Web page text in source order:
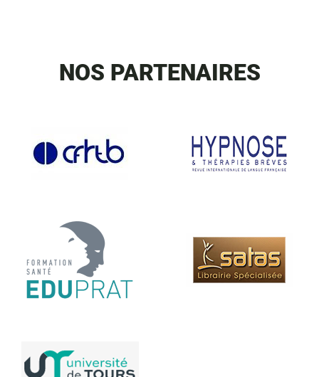
NOS PARTENAIRES